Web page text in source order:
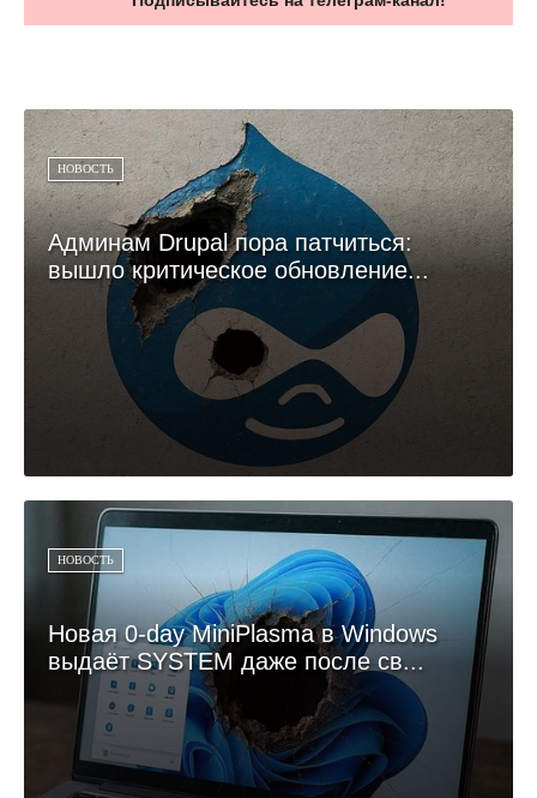
НОВОСТЬ
Админам Drupal пора патчиться:
вышло критическое обновление...
НОВОСТЬ
Новая 0-day MiniPlasma в Windows
выдаёт SYSTEM даже после св...